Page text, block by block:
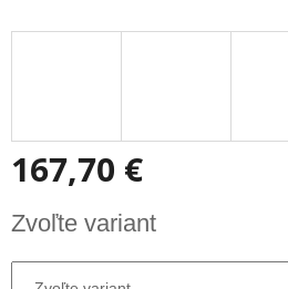
167,70 €
cena:
Zvoľte variant